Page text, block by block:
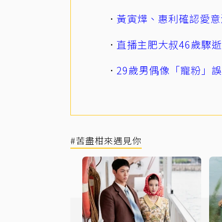
黃寅燁、惠利確認愛
直播主肥大叔46歲驟
29歲男偶像「寵粉」
#苦盡柑來遇見你